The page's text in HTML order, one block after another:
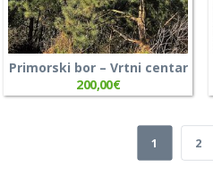
Primorski bor – Vrtni centar
200,00€
1 2